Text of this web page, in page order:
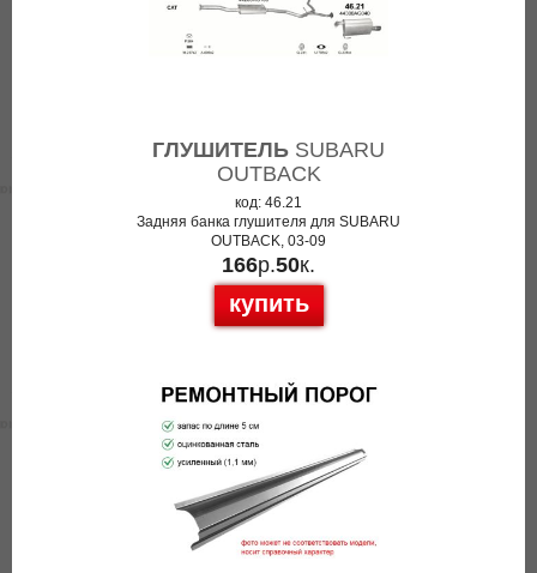
ГЛУШИТЕЛЬ SUBARU
OUTBACK
код: 46.21
Задняя банка глушителя для SUBARU
OUTBACK, 03-09
166р.50к.
купить